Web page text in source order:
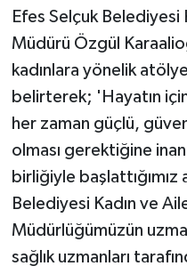
Efes Selçuk
Müdürü Özgül
kadınlara yönelik
belirterek; 'Hayatın
her zaman güçlü,
olması gerektiğine
birliğiyle
Belediyesi Kadın ve
Müdürlüğümüzün
sağlık uzmanları